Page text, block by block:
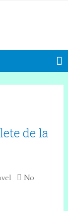
de la
No